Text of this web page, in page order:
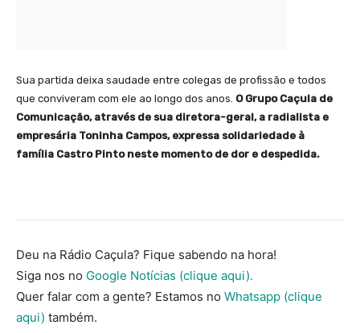
Sua partida deixa saudade entre colegas de profissão e todos
que conviveram com ele ao longo dos anos. O Grupo Caçula de
Comunicação, através de sua diretora-geral, a radialista e
empresária Toninha Campos, expressa solidariedade à
família Castro Pinto neste momento de dor e despedida.
Deu na Rádio Caçula? Fique sabendo na hora!
Siga nos no Google Notícias (clique aqui).
Quer falar com a gente? Estamos no Whatsapp (clique
aqui) também.